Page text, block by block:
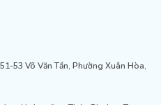
53 Võ Văn Tần, Phường Xuân Hòa,